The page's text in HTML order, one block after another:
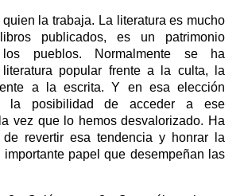
la trabaja. La literatura es mucho
publicados, es un patrimonio
pueblos. Normalmente se ha
popular frente a la culta, la
a la escrita. Y en esa elección
la posibilidad de acceder a ese
vez que lo hemos desvalorizado. Ha
de revertir esa tendencia y honrar la
papel que desempeñan las